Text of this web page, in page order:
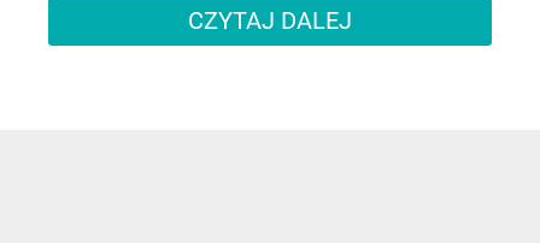
CZYTAJ DALEJ